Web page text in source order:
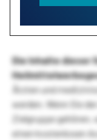
Die Inhalte dieser
Ärzten und
werden. Wenn Sie
Zielgruppe
einen kostenlosen